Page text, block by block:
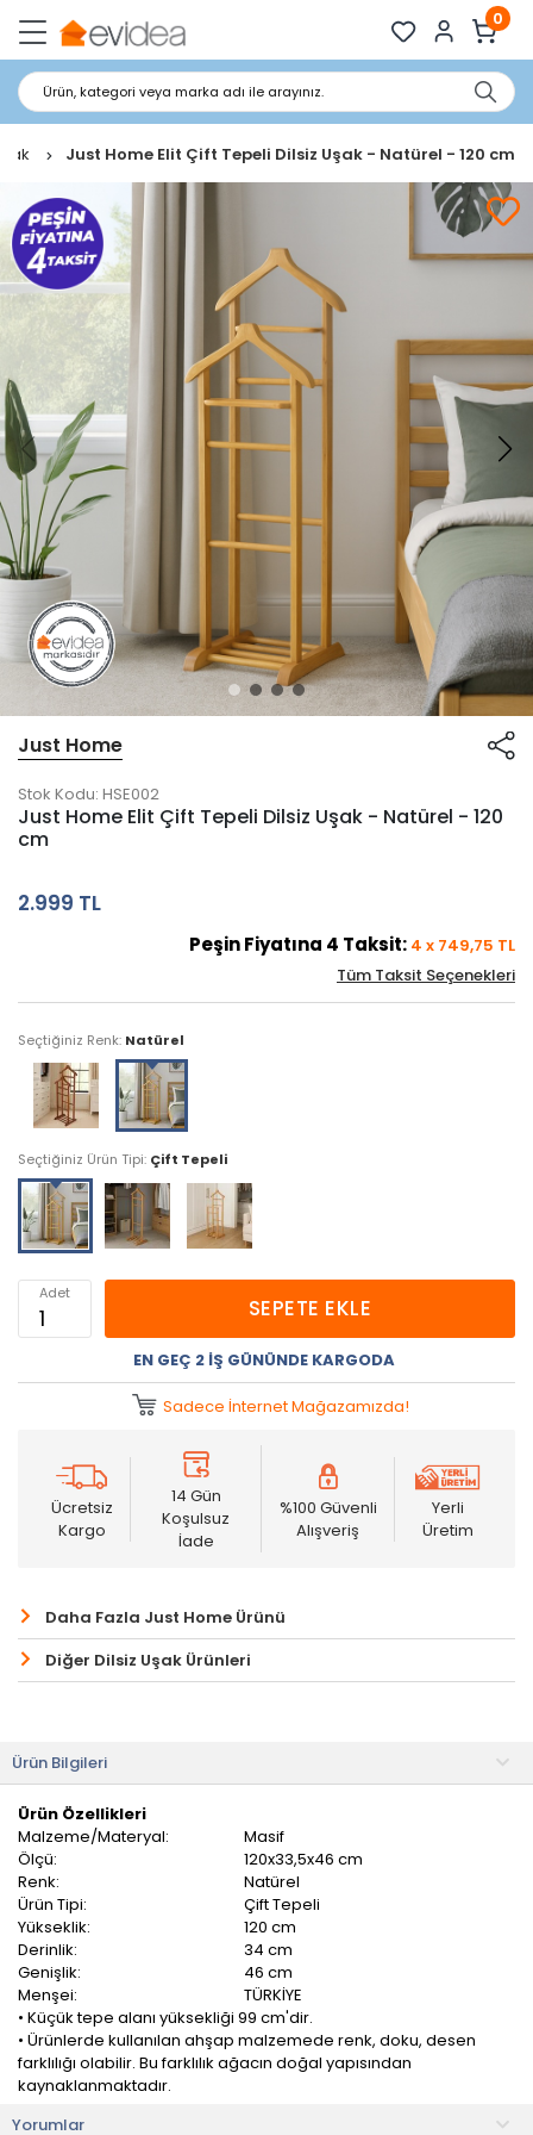
0
Ürün, kategori veya marka adı ile arayınız.
Just Home Elit Çift Tepeli Dilsiz Uşak - Natürel - 120 cm
Just Home
Stok Kodu: HSE002
Just Home Elit Çift Tepeli Dilsiz Uşak - Natürel - 120
cm
2.999 TL
Peşin Fiyatına 4 Taksit: 4 x 749,75 TL
Tüm Taksit Seçenekleri
Seçtiğiniz Renk: Natürel
Seçtiğiniz Ürün Tipi: Çift Tepeli
Adet
SEPETE EKLE
EN GEÇ 2 İŞ GÜNÜNDE KARGODA
Sadece İnternet Mağazamızda!
Ücretsiz
Kargo
14 Gün
Koşulsuz
İade
%100 Güvenli
Alışveriş
Yerli
Üretim
Daha Fazla Just Home Ürünü
Diğer Dilsiz Uşak Ürünleri
Ürün Bilgileri
Ürün Özellikleri
Malzeme/Materyal:
Masif
Ölçü:
120x33,5x46 cm
Renk:
Natürel
Ürün Tipi:
Çift Tepeli
Yükseklik:
120 cm
Derinlik:
34 cm
Genişlik:
46 cm
Menşei:
TÜRKİYE
• Küçük tepe alanı yüksekliği 99 cm'dir.
• Ürünlerde kullanılan ahşap malzemede renk, doku, desen
farklılığı olabilir. Bu farklılık ağacın doğal yapısından
kaynaklanmaktadır.
Yorumlar